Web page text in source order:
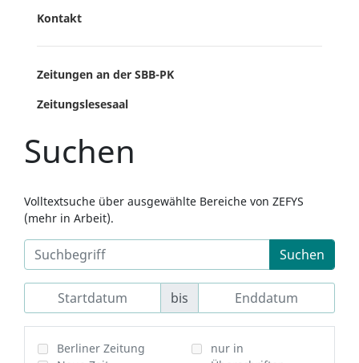
Kontakt
Zeitungen an der SBB-PK
Zeitungslesesaal
Suchen
Volltextsuche über ausgewählte Bereiche von ZEFYS
(mehr in Arbeit).
Suchen
bis
Berliner Zeitung
nur in